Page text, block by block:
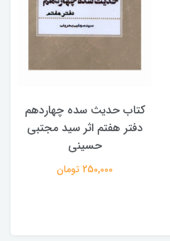
کتاب حدیث سده چهاردهم
دفتر هفتم اثر سید مجتبی
حسینی
250,000 تومان